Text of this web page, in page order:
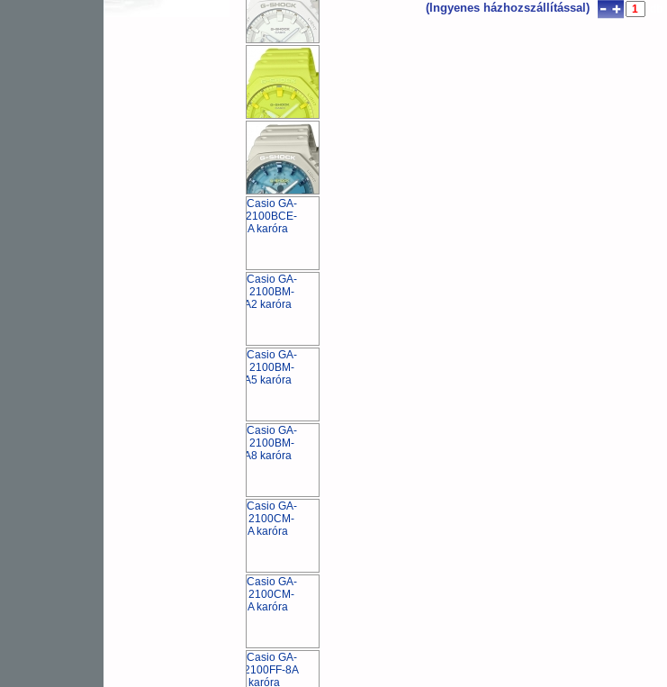
(Ingyenes házhozszállítással)